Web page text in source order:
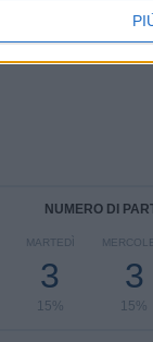
NUMERO DI
MARTEDÌ
3
15%
3
15%